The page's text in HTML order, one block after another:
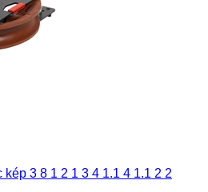
3 8 1 2 1 3 4 1.1 4 1.1 2 2